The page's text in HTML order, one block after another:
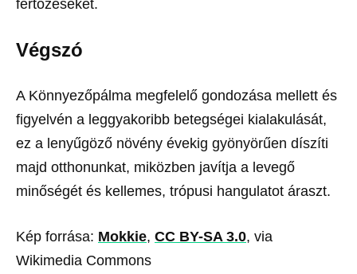
fertőzéseket.
Végszó
A Könnyezőpálma megfelelő gondozása mellett és
figyelvén a leggyakoribb betegségei kialakulását,
ez a lenyűgöző növény évekig gyönyörűen díszíti
majd otthonunkat, miközben javítja a levegő
minőségét és kellemes, trópusi hangulatot áraszt.
Kép forrása: Mokkie, CC BY-SA 3.0, via
Wikimedia Commons